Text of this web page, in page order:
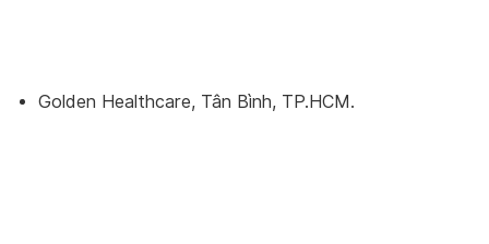
Golden Healthcare, Tân Bình, TP.HCM.